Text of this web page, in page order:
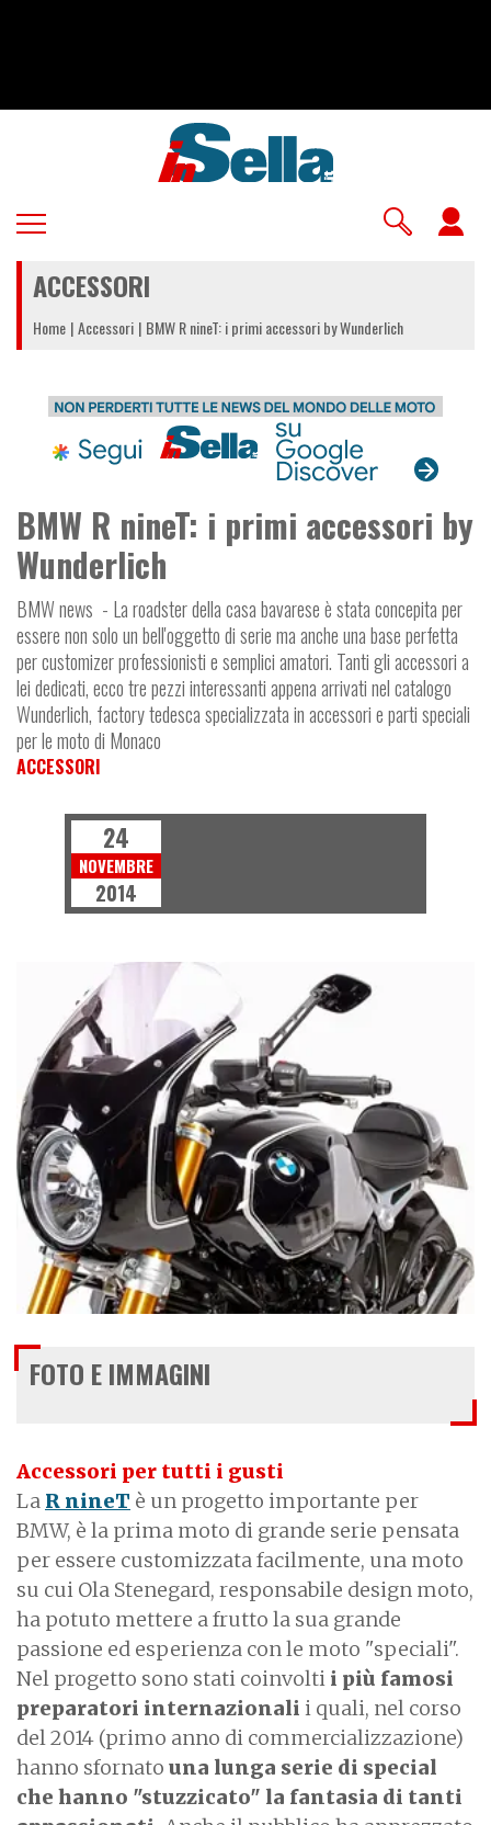
ACCESSORI
Home Accessori BMW R nineT: i primi accessori by Wunderlich
BMW R nineT: i primi accessori by
Wunderlich
BMW news - La roadster della casa bavarese è stata concepita per
essere non solo un bell'oggetto di serie ma anche una base perfetta
per customizer professionisti e semplici amatori. Tanti gli accessori a
lei dedicati, ecco tre pezzi interessanti appena arrivati nel catalogo
Wunderlich, factory tedesca specializzata in accessori e parti speciali
per le moto di Monaco
ACCESSORI
24
NOVEMBRE
2014
FOTO E IMMAGINI
Accessori per tutti i gusti
La R nineT è un progetto importante per
BMW, è la prima moto di grande serie pensata
per essere customizzata facilmente, una moto
su cui Ola Stenegard, responsabile design moto,
ha potuto mettere a frutto la sua grande
passione ed esperienza con le moto "speciali".
Nel progetto sono stati coinvolti i più famosi
preparatori internazionali i quali, nel corso
del 2014 (primo anno di commercializzazione)
hanno sfornato una lunga serie di special
che hanno "stuzzicato" la fantasia di tanti